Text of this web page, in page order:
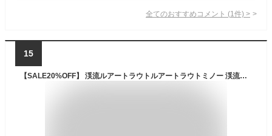
全てのおすすめコメント (1 件) >
15
【SALE20%OFF】 渓流ルアートラウトルアートラウトミノー 渓流ミノー 4個セット |スローシンキング 5cm 5g |海水OK 管理釣り場 管釣り 海 ヤマメ アマゴ ニジマス イワナ サクラマス ブラックバス 渓流釣り 中流 本流 釣具 "プリティハンター" レビュー特典付